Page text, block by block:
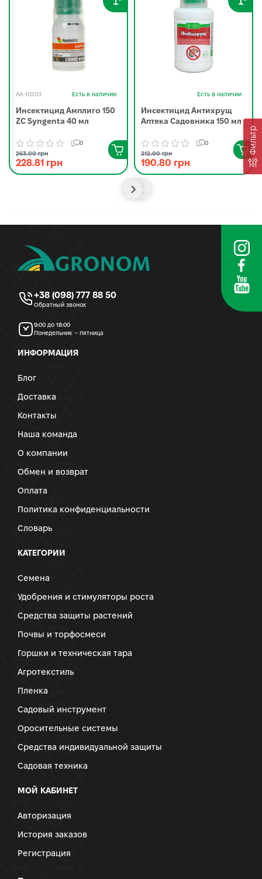
Фильтр
AA-10203 Есть в наличии
Инсектицид Амплиго 150
ZC Syngenta 40 мл
0
263.00 грн
228.81 грн
Есть в наличии
Инсектицид Антихрущ
Аптека Садовника 150 мл
0
212.00 грн
190.80 грн
+38 (098) 777 88 50
Обратный звонок
9:00 до 18:00
Понедельник – пятница
ИНФОРМАЦИЯ
Блог
Доставка
Контакты
Наша команда
О компании
Обмен и возврат
Оплата
Политика конфиденциальности
Словарь
КАТЕГОРИИ
Семена
Удобрения и стимуляторы роста
Средства защиты растений
Почвы и торфосмеси
Горшки и техническая тара
Агротекстиль
Пленка
Садовый инструмент
Оросительные системы
Средства индивидуальной защиты
Садовая техника
МОЙ КАБИНЕТ
Авторизация
История заказов
Регистрация